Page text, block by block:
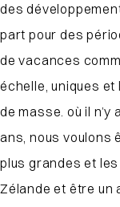
des
part pour des
de vacances
échelle, uniques
de masse.où il n’y
ans, nous voulons
plus grandes et
Zélande et être un